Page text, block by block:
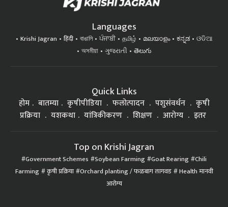
Languages
Krishi Jagran हिंदी বাঙালি ਪੰਜਾਬੀ தமிழ் മലയാളം ಕನ್ನಡ
ଓଡିଆ
অসমীয়া
ગુજરાતી తెలుగు
Quick Links
होम बातम्या कृषीपीडिया फलोत्पादन पशुसंवर्धन
कृषी
प्रक्रिया
यशकथा यांत्रिकीकरण शिक्षण आरोग्य इतर
Top on Krishi Jagran
Government Schemes Soybean Farming Goat Rearing Chili
Farming कृषी प्रक्रिया Orchard planting / फळबाग लागवड Health मानवी
आरोग्य